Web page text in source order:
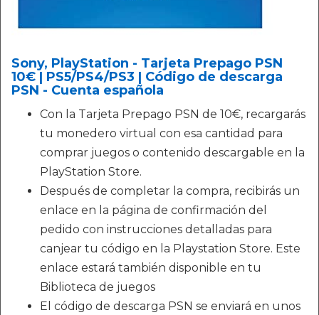
Sony, PlayStation - Tarjeta Prepago PSN
10€ | PS5/PS4/PS3 | Código de descarga
PSN - Cuenta española
Con la Tarjeta Prepago PSN de 10€, recargarás
tu monedero virtual con esa cantidad para
comprar juegos o contenido descargable en la
PlayStation Store.
Después de completar la compra, recibirás un
enlace en la página de confirmación del
pedido con instrucciones detalladas para
canjear tu código en la Playstation Store. Este
enlace estará también disponible en tu
Biblioteca de juegos
El código de descarga PSN se enviará en unos